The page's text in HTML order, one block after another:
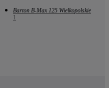
Barton B-Max 125 Wielkopolskie
1